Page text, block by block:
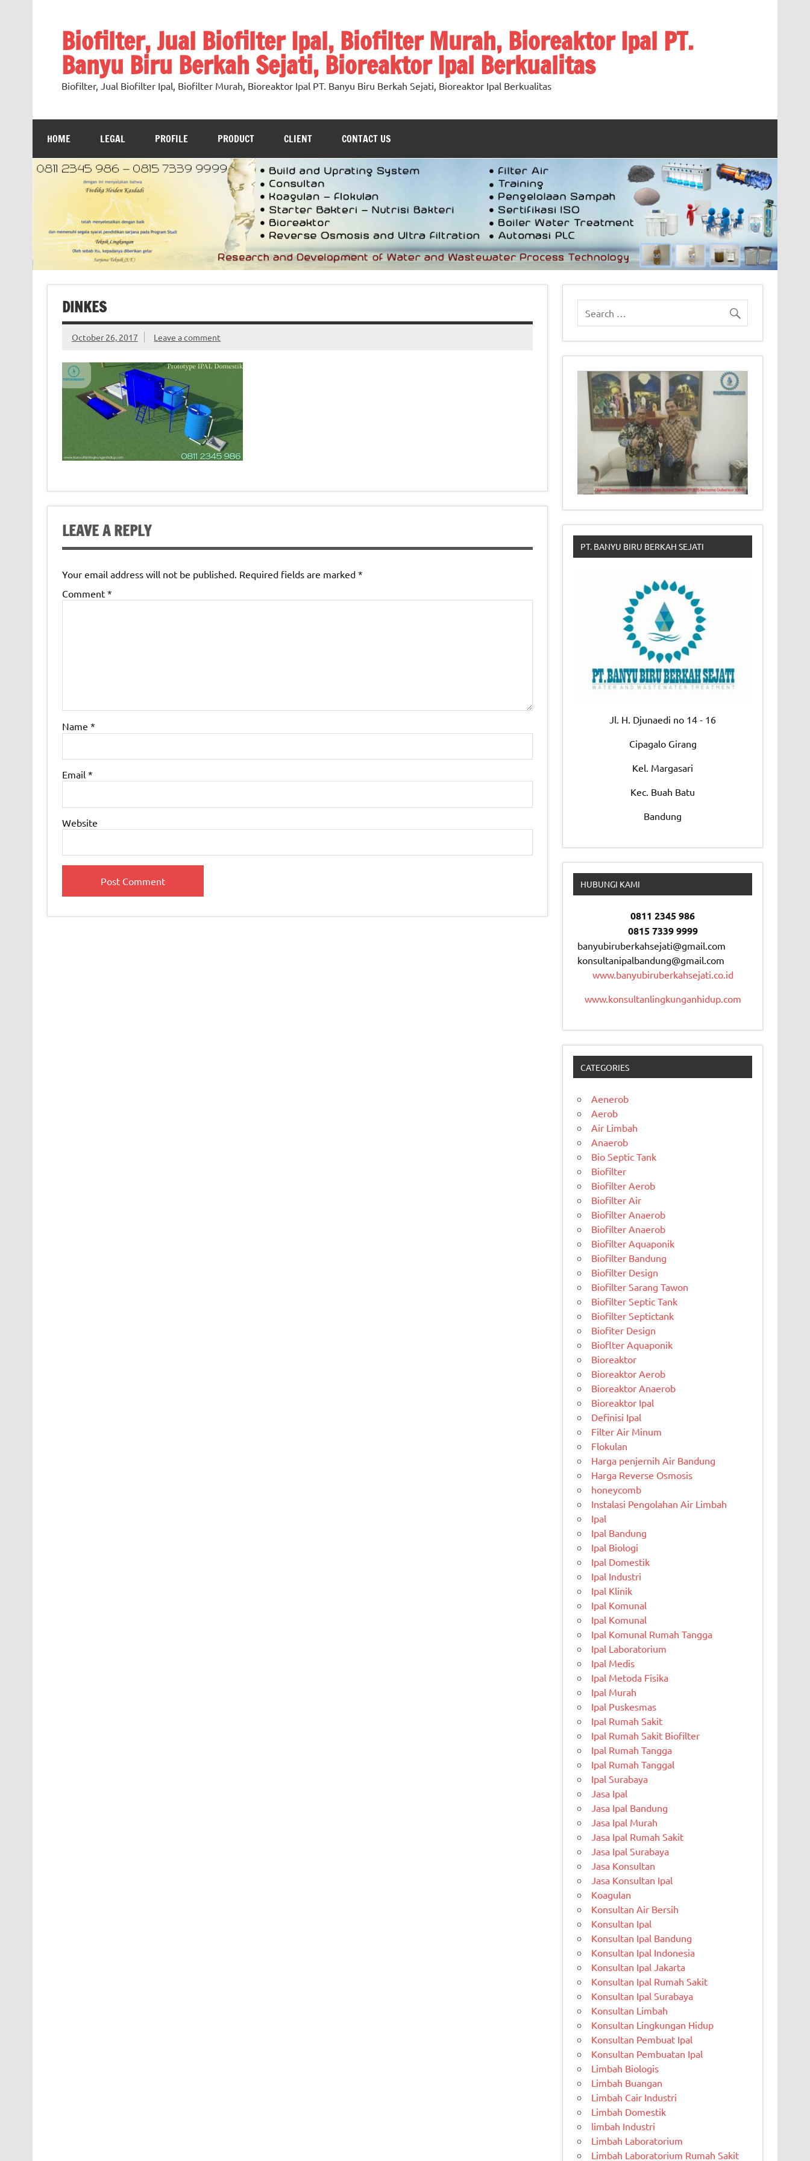
Biofilter, Jual Biofilter Ipal, Biofilter Murah, Bioreaktor Ipal PT.
Banyu Biru Berkah Sejati, Bioreaktor Ipal Berkualitas
Biofilter, Jual Biofilter Ipal, Biofilter Murah, Bioreaktor Ipal PT. Banyu Biru Berkah Sejati, Bioreaktor Ipal Berkualitas
HOME LEGAL PROFILE PRODUCT CLIENT CONTACT US
DINKES
October 26, 2017 Leave a comment
LEAVE A REPLY
Your email address will not be published. Required fields are marked *
Comment *
Name *
Email *
Website
PT. BANYU BIRU BERKAH SEJATI
Jl. H. Djunaedi no 14 - 16
Cipagalo Girang
Kel. Margasari
Kec. Buah Batu
Bandung
HUBUNGI KAMI
0811 2345 986
0815 7339 9999
banyubiruberkahsejati@gmail.com
konsultanipalbandung@gmail.com
www.banyubiruberkahsejati.co.id
www.konsultanlingkunganhidup.com
CATEGORIES
Aenerob
Aerob
Air Limbah
Anaerob
Bio Septic Tank
Biofilter
Biofilter Aerob
Biofilter Air
Biofilter Anaerob
Biofilter Anaerob
Biofilter Aquaponik
Biofilter Bandung
Biofilter Design
Biofilter Sarang Tawon
Biofilter Septic Tank
Biofilter Septictank
Biofiter Design
Bioflter Aquaponik
Bioreaktor
Bioreaktor Aerob
Bioreaktor Anaerob
Bioreaktor Ipal
Definisi Ipal
Filter Air Minum
Flokulan
Harga penjernih Air Bandung
Harga Reverse Osmosis
honeycomb
Instalasi Pengolahan Air Limbah
Ipal
Ipal Bandung
Ipal Biologi
Ipal Domestik
Ipal Industri
Ipal Klinik
Ipal Komunal
Ipal Komunal
Ipal Komunal Rumah Tangga
Ipal Laboratorium
Ipal Medis
Ipal Metoda Fisika
Ipal Murah
Ipal Puskesmas
Ipal Rumah Sakit
Ipal Rumah Sakit Biofilter
Ipal Rumah Tangga
Ipal Rumah Tanggal
Ipal Surabaya
Jasa Ipal
Jasa Ipal Bandung
Jasa Ipal Murah
Jasa Ipal Rumah Sakit
Jasa Ipal Surabaya
Jasa Konsultan
Jasa Konsultan Ipal
Koagulan
Konsultan Air Bersih
Konsultan Ipal
Konsultan Ipal Bandung
Konsultan Ipal Indonesia
Konsultan Ipal Jakarta
Konsultan Ipal Rumah Sakit
Konsultan Ipal Surabaya
Konsultan Limbah
Konsultan Lingkungan Hidup
Konsultan Pembuat Ipal
Konsultan Pembuatan Ipal
Limbah Biologis
Limbah Buangan
Limbah Cair Industri
Limbah Domestik
limbah Industri
Limbah Laboratorium
Limbah Laboratorium Rumah Sakit